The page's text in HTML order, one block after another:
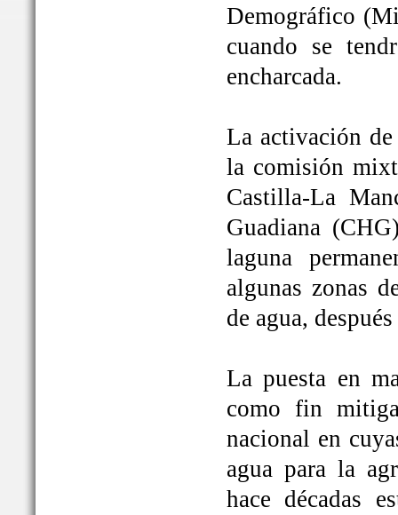
Demográfico
cuando se
encharcada.
La activación
la comisión
Castilla-La
Guadiana
laguna
algunas zonas
de agua,
La puesta en
como fin
nacional en
agua para la
hace décadas